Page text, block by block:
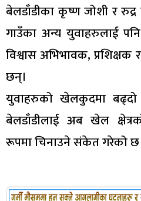
बेलडाँडीका कृष्ण जोशी र
गाउँका अन्य युवाहरुलाई
विश्वास अभिभावक,
छन्।
युवाहरुको खेलकुदमा
बेलडाँडीलाई अब खेल
रूपमा चिनाउने संकेत गरेको